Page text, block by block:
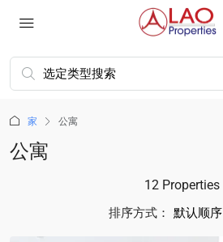
家 公寓
公寓
12 Properties
排序方式： 默认顺序